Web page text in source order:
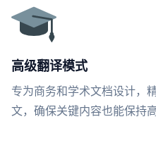
高级翻译模式
专为商务和学术文档设计，
文，确保关键内容也能保持